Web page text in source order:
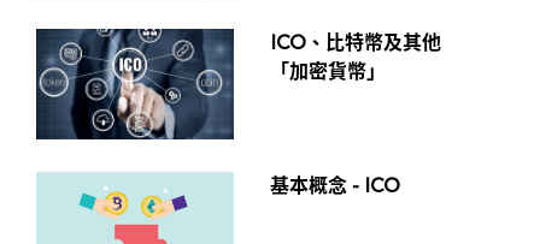
ICO、比特幣及其他
「加密貨幣」
基本概念 - ICO